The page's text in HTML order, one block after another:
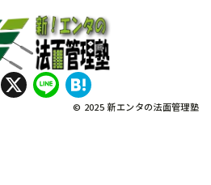
Facebook
X Line
© 2025 新エンタの法面管理塾